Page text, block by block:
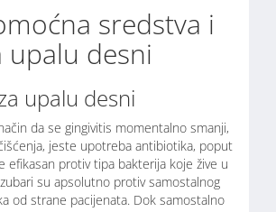
sredstva i
upalu desni
upalu desni
da se gingivitis momentalno smanji,
jeste upotreba antibiotika, poput
efikasan protiv tipa bakterija koje žive u
su apsolutno protiv samostalnog
od strane pacijenata. Dok samostalno